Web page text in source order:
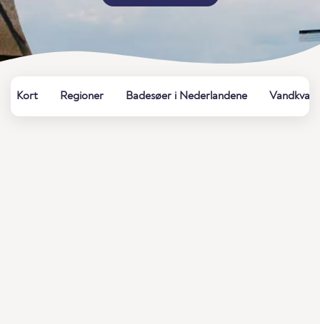
Kort Regioner Badesøer i Nederlandene